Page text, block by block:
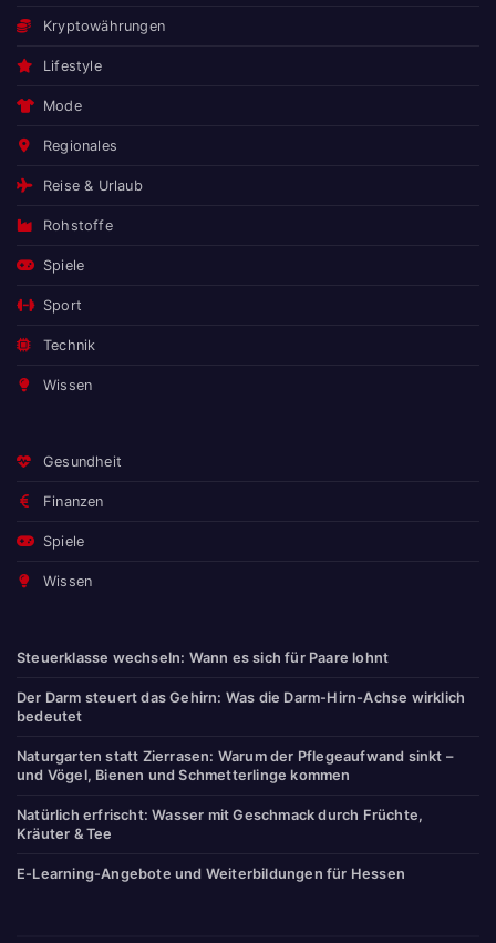
Kryptowährungen
Lifestyle
Mode
Regionales
Reise & Urlaub
Rohstoffe
Spiele
Sport
Technik
Wissen
Gesundheit
Finanzen
Spiele
Wissen
Steuerklasse wechseln: Wann es sich für Paare lohnt
Der Darm steuert das Gehirn: Was die Darm-Hirn-Achse wirklich
bedeutet
Naturgarten statt Zierrasen: Warum der Pflegeaufwand sinkt –
und Vögel, Bienen und Schmetterlinge kommen
Natürlich erfrischt: Wasser mit Geschmack durch Früchte,
Kräuter & Tee
E-Learning-Angebote und Weiterbildungen für Hessen